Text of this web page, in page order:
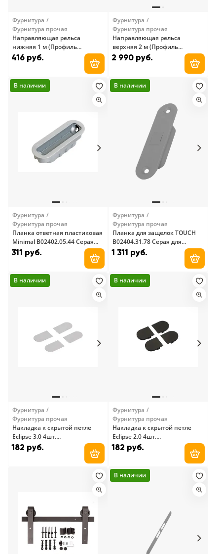
Фурнитура
Фурнитура прочая
Направляющая рельса
нижняя 1 м (Профиль
алюминиевый
экструдированный
416 руб.
Добавить в корзину
Фурнитура
Фурнитура прочая
Направляющая рельса
верхняя 2 м (Профиль
алюминиевый
экструдированный
2 990 руб.
В наличии
Фурнитура
Фурнитура прочая
Планка ответная пластиковая
Minimal В02402.05.44 Серая
AGB
311 руб.
Добавить в корзину
В наличии
Фурнитура
Фурнитура прочая
Планка для защелок TOUCH
B02404.31.78 Серая для
деревянных коробок AGB
1 311 руб.
В наличии
Фурнитура
Фурнитура прочая
Накладка к скрытой петле
Eclipse 3.0 4шт.
компл.Е302001244 серая AGB
182 руб.
Добавить в корзину
В наличии
Фурнитура
Фурнитура прочая
Накладка к скрытой петле
Eclipse 2.0 4шт.
компл.Е302002093 черная
182 руб.
В наличии